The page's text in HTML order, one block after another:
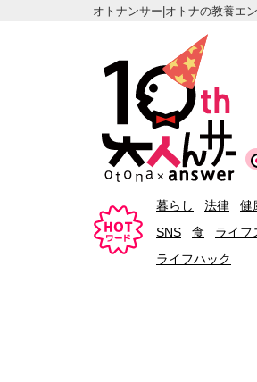
オトナンサー|オトナの教養エ
暮らし 法律 健
SNS
食 ライフ
ライフハック